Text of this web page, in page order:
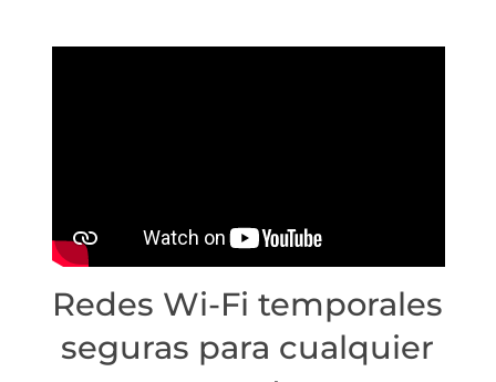
Redes Wi-Fi temporales
seguras para cualquier